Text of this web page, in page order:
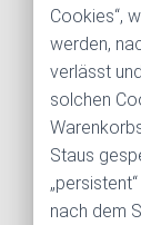
Cookies“,
werden,
verlässt
solchen
Staus
nach dem